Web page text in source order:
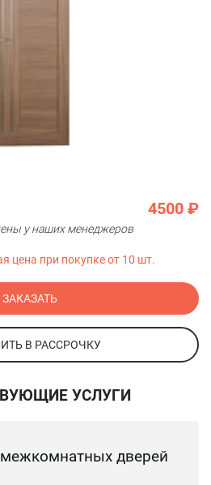
4500 ₽
у наших менеджеров
цена при покупке от 10 шт.
ЗАКАЗАТЬ
ОФОРМИТЬ В РАССРОЧКУ
УСЛУГИ
дверей